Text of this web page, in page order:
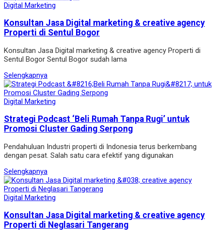
Digital Marketing
Konsultan Jasa Digital marketing & creative agency
Properti di Sentul Bogor
Konsultan Jasa Digital marketing & creative agency Properti di
Sentul Bogor Sentul Bogor sudah lama
Selengkapnya
Digital Marketing
Strategi Podcast ‘Beli Rumah Tanpa Rugi’ untuk
Promosi Cluster Gading Serpong
Pendahuluan Industri properti di Indonesia terus berkembang
dengan pesat. Salah satu cara efektif yang digunakan
Selengkapnya
Digital Marketing
Konsultan Jasa Digital marketing & creative agency
Properti di Neglasari Tangerang